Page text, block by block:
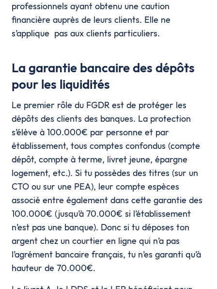
professionnels ayant obtenu une caution
financière auprès de leurs clients. Elle ne
s’applique pas aux clients particuliers.
La garantie bancaire des dépôts
pour les liquidités
Le premier rôle du FGDR est de protéger les
dépôts des clients des banques. La protection
s’élève à 100.000€ par personne et par
établissement, tous comptes confondus (compte
dépôt, compte à terme, livret jeune, épargne
logement, etc.). Si tu possèdes des titres (sur un
CTO ou sur une PEA), leur compte espèces
associé entre également dans cette garantie des
100.000€ (jusqu’à 70.000€ si l’établissement
n’est pas une banque). Donc si tu déposes ton
argent chez un courtier en ligne qui n’a pas
l’agrément bancaire français, tu n’es garanti qu’à
hauteur de 70.000€.